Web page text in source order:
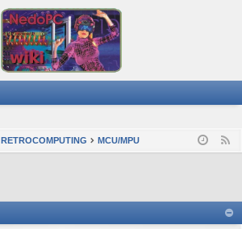
RETROCOMPUTING MCU/MPU